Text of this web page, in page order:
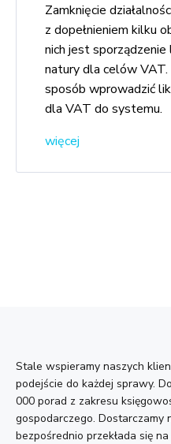
Zamknięcie
z dopełnieniem kilku
nich jest
natury dla celów
sposób wprowadzić
dla VAT do systemu.
więcej
Stale wspieramy naszych
podejście do każdej sprawy.
000 porad z zakresu
gospodarczego. Dostarczamy
bezpośrednio przekłada się